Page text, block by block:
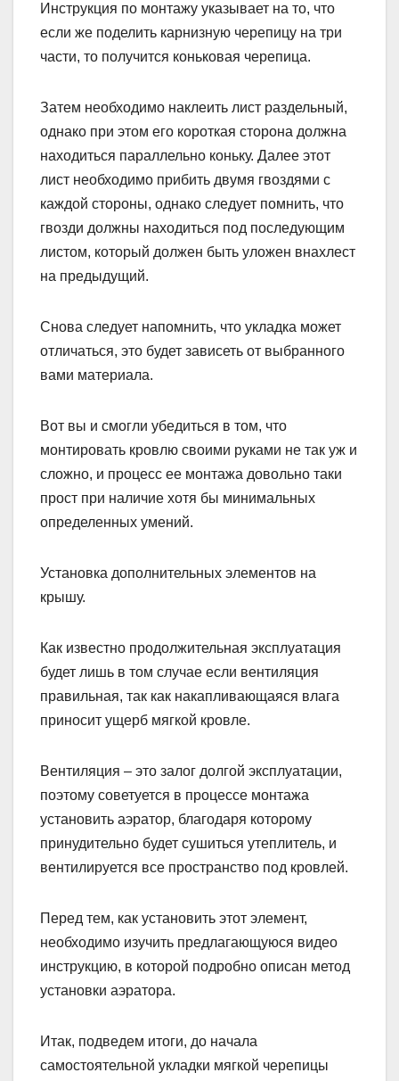
Инструкция по монтажу указывает на то, что
если же поделить карнизную черепицу на три
части, то получится коньковая черепица.
Затем необходимо наклеить лист раздельный,
однако при этом его короткая сторона должна
находиться параллельно коньку. Далее этот
лист необходимо прибить двумя гвоздями с
каждой стороны, однако следует помнить, что
гвозди должны находиться под последующим
листом, который должен быть уложен внахлест
на предыдущий.
Снова следует напомнить, что укладка может
отличаться, это будет зависеть от выбранного
вами материала.
Вот вы и смогли убедиться в том, что
монтировать кровлю своими руками не так уж и
сложно, и процесс ее монтажа довольно таки
прост при наличие хотя бы минимальных
определенных умений.
Установка дополнительных элементов на
крышу.
Как известно продолжительная эксплуатация
будет лишь в том случае если вентиляция
правильная, так как накапливающаяся влага
приносит ущерб мягкой кровле.
Вентиляция – это залог долгой эксплуатации,
поэтому советуется в процессе монтажа
установить аэратор, благодаря которому
принудительно будет сушиться утеплитель, и
вентилируется все пространство под кровлей.
Перед тем, как установить этот элемент,
необходимо изучить предлагающуюся видео
инструкцию, в которой подробно описан метод
установки аэратора.
Итак, подведем итоги, до начала
самостоятельной укладки мягкой черепицы